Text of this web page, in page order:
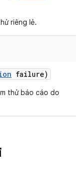
riêng lẻ.
failure)
thử báo cáo do